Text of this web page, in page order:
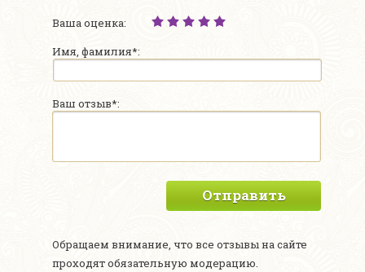
Ваша оценка:
Имя, фамилия*:
Ваш отзыв*:
Отправить
Обращаем внимание, что все отзывы на сайте
проходят обязательную модерацию.